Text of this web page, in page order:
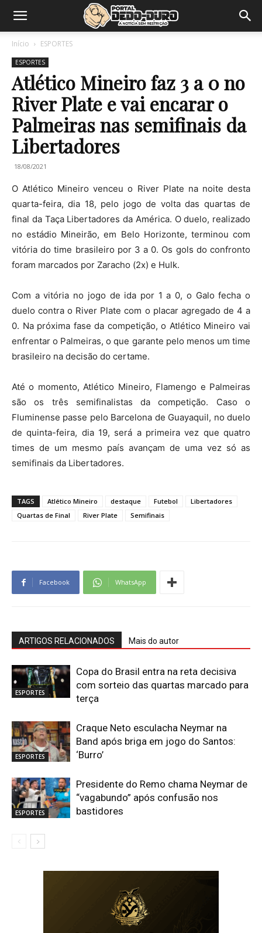
Início ESPORTES
ESPORTES
Atlético Mineiro faz 3 a 0 no
River Plate e vai encarar o
Palmeiras nas semifinais da
Libertadores
18/08/2021
O Atlético Mineiro venceu o River Plate na noite desta
quarta-feira, dia 18, pelo jogo de volta das quartas de
final da Taça Libertadores da América. O duelo, realizado
no estádio Mineirão, em Belo Horizonte, terminou com
vitória do time brasileiro por 3 a 0. Os gols do confronto
foram marcados por Zaracho (2x) e Hulk.
Com a vitória no jogo de ida por 1 a 0, o Galo fecha o
duelo contra o River Plate com o placar agregado de 4 a
0. Na próxima fase da competição, o Atlético Mineiro vai
enfrentar o Palmeiras, o que garante pelo menos um time
brasileiro na decisão do certame.
Até o momento, Atlético Mineiro, Flamengo e Palmeiras
são os três semifinalistas da competição. Caso o
Fluminense passe pelo Barcelona de Guayaquil, no duelo
de quinta-feira, dia 19, será a primeira vez que quatro
times de um mesmo país avançam de uma vez só as
semifinais da Libertadores.
TAGS Atlético Mineiro destaque Futebol
Libertadores
Quartas de Final
River Plate Semifinais
Facebook WhatsApp
ARTIGOS RELACIONADOS Mais do autor
ESPORTES
Copa do Brasil entra na reta decisiva
com sorteio das quartas marcado para
terça
ESPORTES
Craque Neto esculacha Neymar na
Band após briga em jogo do Santos:
‘Burro’
ESPORTES
Presidente do Remo chama Neymar de
“vagabundo” após confusão nos
bastidores